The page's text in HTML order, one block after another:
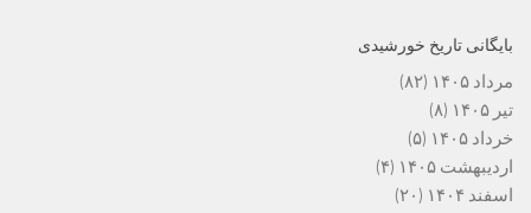
بایگانی تاریخ خورشیدی
مرداد ۱۴۰۵
(۸۲)
تیر ۱۴۰۵
(۸)
خرداد ۱۴۰۵
(۵)
اردیبهشت ۱۴۰۵
(۴)
اسفند ۱۴۰۴
(۲۰)